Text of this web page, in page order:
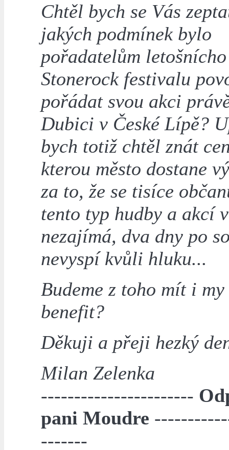
Chtěl bych se Vás
jakých podmínek bylo
pořadatelům letošnícho
Stonerock festivalu
pořádat svou akci
Dubici v České Lípě?
bych totiž chtěl znát
kterou město dostane
za to, že se tisíce
tento typ hudby a akcí
nezajímá, dva dny po
nevyspí kvůli hluku...
Budeme z toho mít i
benefit?
Děkuji a přeji hezký
Milan Zelenka
-----------------------
pani Moudre
-------